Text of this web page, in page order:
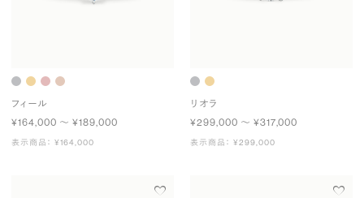
フィール
¥164,000 〜 ¥189,000
表示商品： ¥164,000
リオラ
¥299,000 〜 ¥317,000
表示商品： ¥299,000